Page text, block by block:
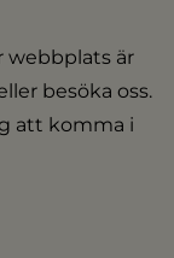
webbplats är
besöka oss.
att komma i